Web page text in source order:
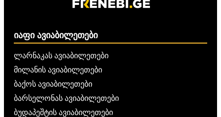
ᲘᲐᲤᲘ ᲐᲕᲘᲐᲑᲘᲚᲔᲗᲔᲑᲘ
ლარნაკას ავიაბილეთები
მილანის ავიაბილეთები
ბაქოს ავიაბილეთები
ბარსელონას ავიაბილეთები
ბუდაპეშტის ავიაბილეთები